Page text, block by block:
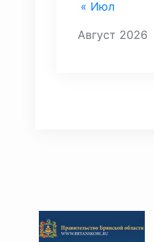
Август 2026
« Июл